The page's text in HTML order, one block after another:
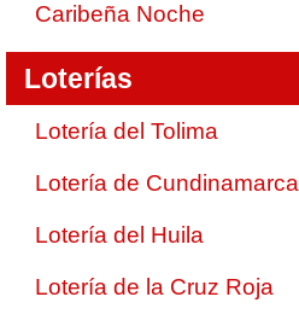
Caribeña Noche
Loterías
Lotería del Tolima
Lotería de Cundinamarca
Lotería del Huila
Lotería de la Cruz Roja